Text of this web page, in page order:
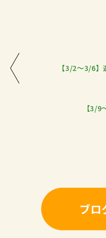
【3/2～3/6】
【3/